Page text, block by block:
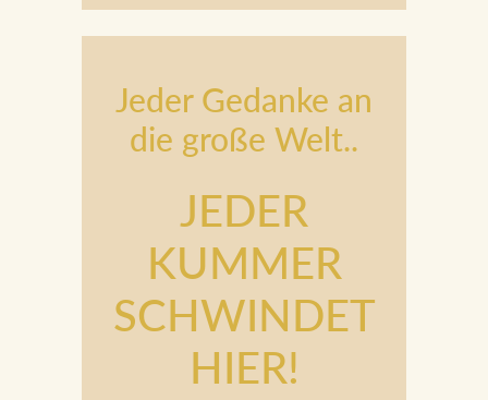
Jeder Gedanke an
die große Welt..
JEDER
KUMMER
SCHWINDET
HIER!